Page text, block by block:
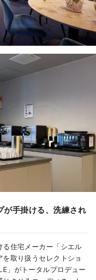
が手掛ける、洗練され
住宅メーカー「シエル
取り扱うセレクトショ
」がトータルプロデュー